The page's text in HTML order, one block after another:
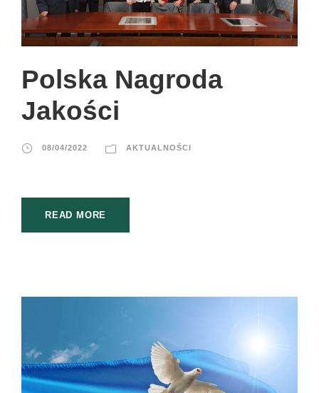
Polska Nagroda
Jakości
08/04/2022 AKTUALNOŚCI
READ MORE